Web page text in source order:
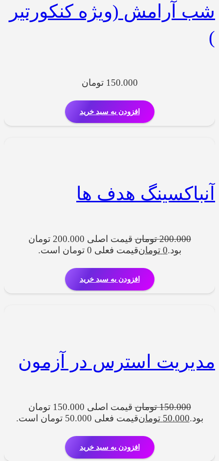
شب آرامش (ویژه کنکورتیر
)
150.000 تومان
افزودن به سبد خرید
آنباکسینگ هدف ها
200.000 تومان
قیمت اصلی 200.000 تومان
بود.0 تومانقیمت فعلی 0 تومان است.
افزودن به سبد خرید
مدیریت استرس در آزمون
150.000 تومان
قیمت اصلی 150.000 تومان
بود.50.000 تومانقیمت فعلی 50.000 تومان است.
افزودن به سبد خرید